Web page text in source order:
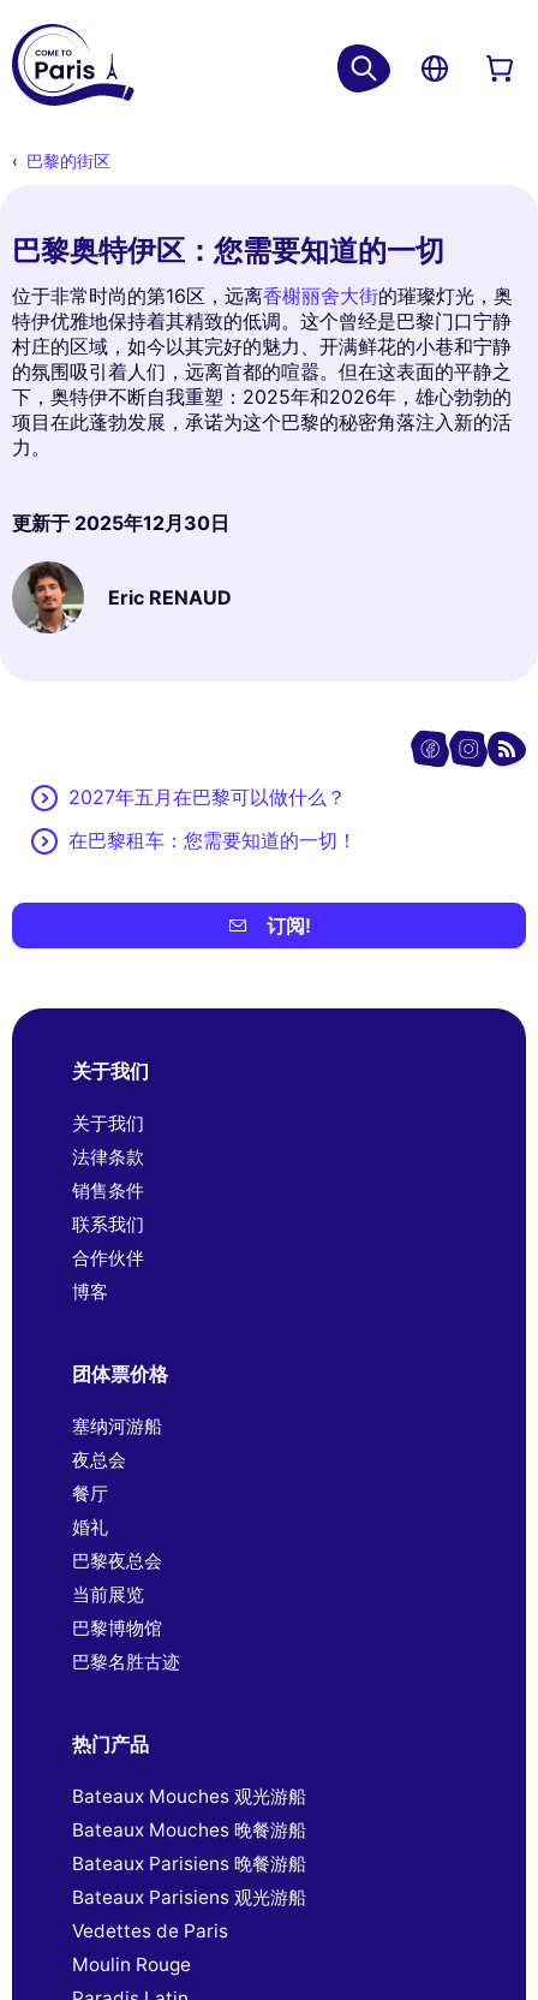
巴黎的街区
巴黎奥特伊区：您需要知道的一切
位于非常时尚的第16区，远离香榭丽舍大街的璀璨灯光，奥
特伊优雅地保持着其精致的低调。这个曾经是巴黎门口宁静
村庄的区域，如今以其完好的魅力、开满鲜花的小巷和宁静
的氛围吸引着人们，远离首都的喧嚣。但在这表面的平静之
下，奥特伊不断自我重塑：2025年和2026年，雄心勃勃的
项目在此蓬勃发展，承诺为这个巴黎的秘密角落注入新的活
力。
更新于 2025年12月30日
Eric RENAUD
2027年五月在巴黎可以做什么？
在巴黎租车：您需要知道的一切！
订阅!
关于我们
关于我们
法律条款
销售条件
联系我们
合作伙伴
博客
团体票价格
塞纳河游船
夜总会
餐厅
婚礼
巴黎夜总会
当前展览
巴黎博物馆
巴黎名胜古迹
热门产品
Bateaux Mouches 观光游船
Bateaux Mouches 晚餐游船
Bateaux Parisiens 晚餐游船
Bateaux Parisiens 观光游船
Vedettes de Paris
Moulin Rouge